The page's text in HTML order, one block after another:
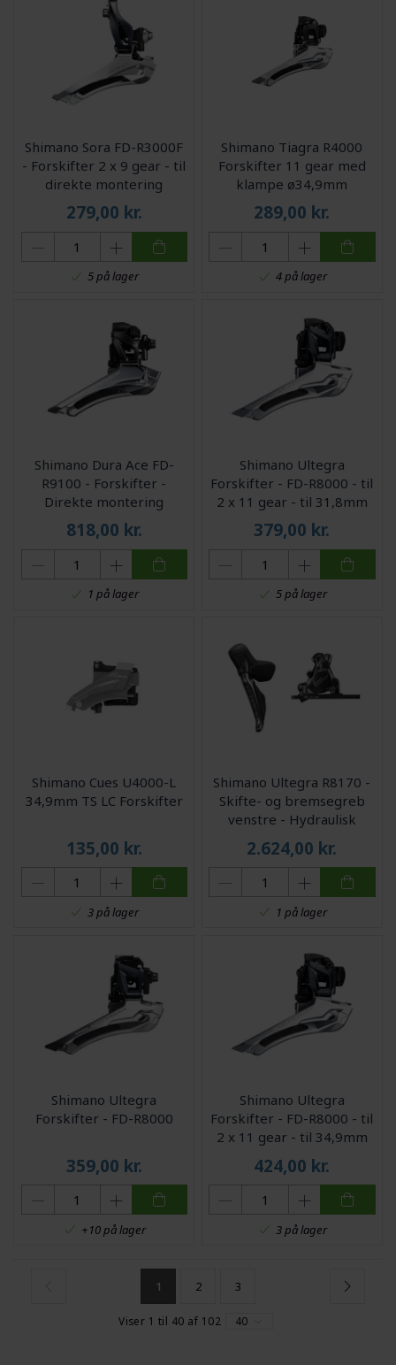
Shimano Sora FD-R3000F
- Forskifter 2 x 9 gear - til
direkte montering
279,00 kr.
5 på lager
Shimano Tiagra R4000
Forskifter 11 gear med
klampe ø34,9mm
289,00 kr.
4 på lager
Shimano Dura Ace FD-
R9100 - Forskifter -
Direkte montering
818,00 kr.
1 på lager
Shimano Ultegra
Forskifter - FD-R8000 - til
2 x 11 gear - til 31,8mm
sadelrør
379,00 kr.
5 på lager
Shimano Cues U4000-L
34,9mm TS LC Forskifter
135,00 kr.
3 på lager
Shimano Ultegra R8170 -
Skifte- og bremsegreb
venstre - Hydraulisk
kaliber og olieslange
2.624,00 kr.
1 på lager
Shimano Ultegra
Forskifter - FD-R8000
359,00 kr.
+10 på lager
Shimano Ultegra
Forskifter - FD-R8000 - til
2 x 11 gear - til 34,9mm
sadelrør
424,00 kr.
3 på lager
1 2 3
Viser 1 til 40 af 102 40